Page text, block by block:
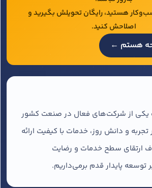
هستید، رایگان تحویلش بگیرید و
اصلاحش کنید.
هستم ←
یکی از شرکت‌های فعال در صنعت کشور
و دانش روز، خدمات با کیفیت ارائه
ارتقای سطح خدمات و رضایت
توسعه پایدار قدم برمی‌داریم.